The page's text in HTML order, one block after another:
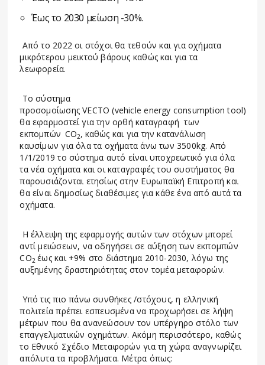
Έως το 2030 μείωση -30%.
Από το 2022 οι στόχοι θα τεθούν και για οχήματα
μικρότερου μεικτού βάρους καθώς και για τα
λεωφορεία.
Το σύστημα
προσομοίωσης VECTO (vehicle energy consumption tool)
θα εφαρμοστεί για την ορθή καταγραφή των
εκπομπών CO2, καθώς και για την κατανάλωση
καυσίμων για όλα τα οχήματα άνω των 3500kg. Από
1/1/2019 το σύστημα αυτό είναι υποχρεωτικό για όλα
τα νέα οχήματα και οι καταγραφές του συστήματος θα
παρουσιάζονται ετησίως στην Ευρωπαϊκή Επιτροπή και
θα είναι δημοσίως διαθέσιμες για κάθε ένα από αυτά τα
οχήματα.
Η έλλειψη της εφαρμογής αυτών των στόχων μπορεί
αντί μειώσεων, να οδηγήσει σε αύξηση των εκπομπών
CO2έως και +9% στο διάστημα 2010-2030, λόγω της
αυξημένης δραστηριότητας στον τομέα μεταφορών.
Υπό τις πιο πάνω συνθήκες /στόχους, η ελληνική
πολιτεία πρέπει εσπευσμένα να προχωρήσει σε λήψη
μέτρων που θα ανανεώσουν τον υπέργηρο στόλο των
επαγγελματικών οχημάτων. Ακόμη περισσότερο, καθώς
το Εθνικό Σχέδιο Μεταφορών για τη χώρα αναγνωρίζει
απόλυτα τα προβλήματα. Μέτρα όπως: